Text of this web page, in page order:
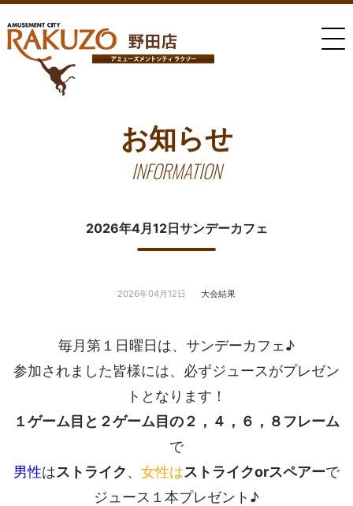
お知らせ
INFORMATION
2026年4月12日サンデーカフェ
2026年04月12日 大会結果
毎月第１日曜日は、サンデーカフェ♪
参加されました皆様には、必ずジュースがプレゼン
トとなります！
１ゲーム目と２ゲーム目の２，４，６，８フレーム
で
男性はストライク、 女性はストライクorスペアーで
ジュース１本プレゼント♪